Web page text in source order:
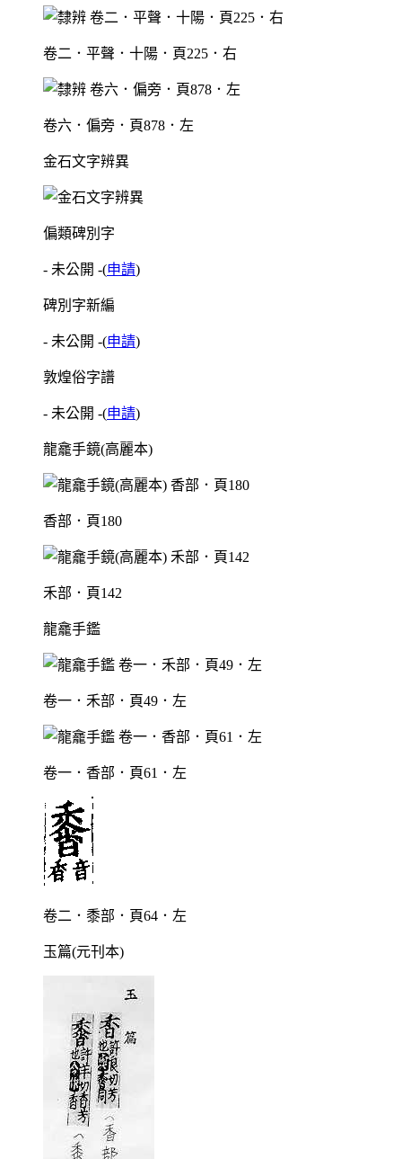
卷二．平聲．十陽．頁225．右
卷六．偏旁．頁878．左
金石文字辨異
偏類碑別字
- 未公開 -(申請)
碑別字新編
- 未公開 -(申請)
敦煌俗字譜
- 未公開 -(申請)
龍龕手鏡(高麗本)
香部．頁180
禾部．頁142
龍龕手鑑
卷一．禾部．頁49．左
卷一．香部．頁61．左
卷二．黍部．頁64．左
玉篇(元刊本)